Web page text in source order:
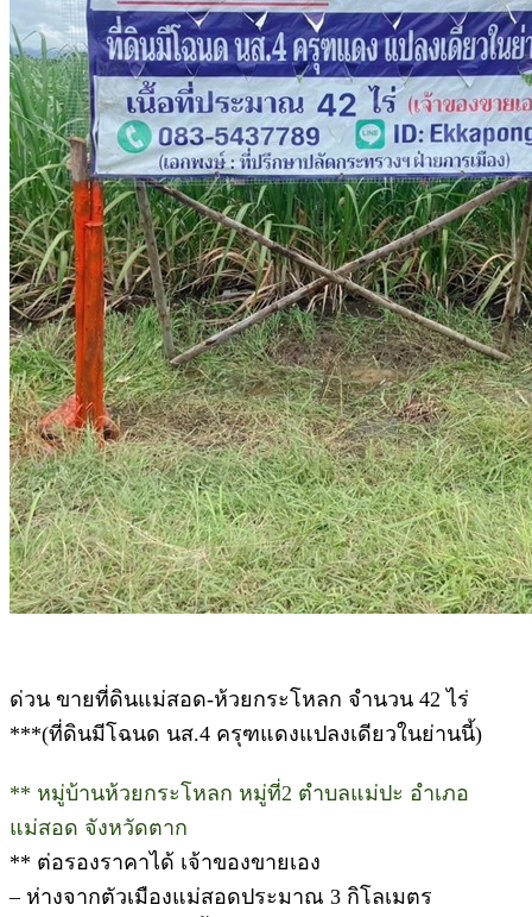
ด่วน ขายที่ดินแม่สอด-ห้วยกระโหลก จำนวน 42 ไร่
***(ที่ดินมีโฉนด นส.4 ครุฑแดงแปลงเดียวในย่านนี้)
** หมู่บ้านห้วยกระโหลก หมู่ที่2 ตำบลแม่ปะ อำเภอ
แม่สอด จังหวัดตาก
** ต่อรองราคาได้ เจ้าของขายเอง
– ห่างจากตัวเมืองแม่สอดประมาณ 3 กิโลเมตร